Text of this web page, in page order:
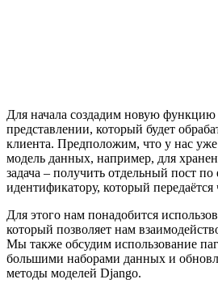
Для начала создадим новую функцию
представлении, который будет
клиента. Предположим, что у нас уже
модель данных, например, для
задача – получить отдельный пост
идентификатору, который передаётся
Для этого нам понадобится
который позволяет нам
Мы также обсудим использование
большими наборами данных и
методы моделей Django.